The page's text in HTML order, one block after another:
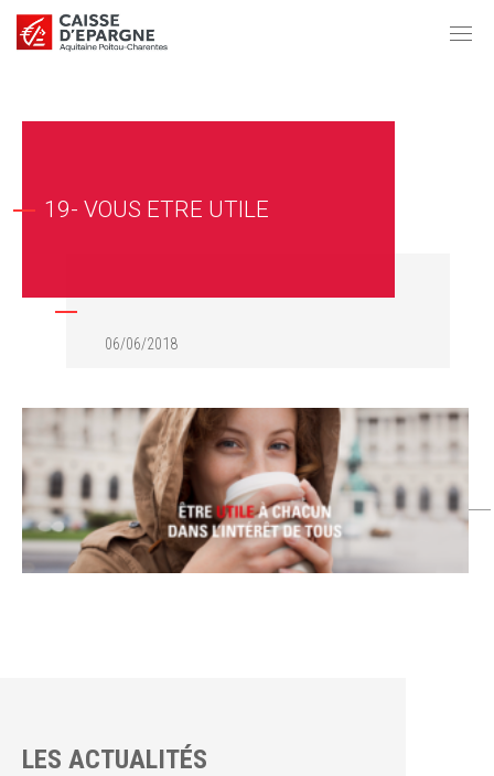
19- VOUS ETRE UTILE
06/06/2018
LES ACTUALITÉS